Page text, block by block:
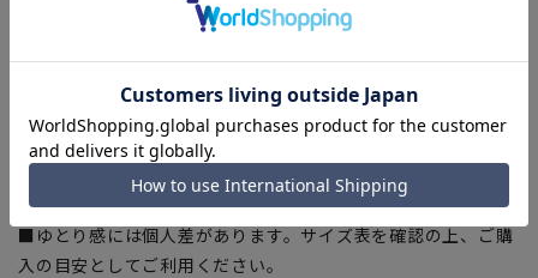
■商品画像はサンプルのため、色味やサイズ等の仕様に変更が
ある場合がございますので、予めご了承ください。
■サイズスペックは仕上がりサイズを記載しております。一
部、商品現物におすすめサイズ(ヌードサイズ)を記載している
商品もございます。
■ゆとり感には個人差があります。サイズ表を確認の上、ご購
入の目安としてご利用ください。